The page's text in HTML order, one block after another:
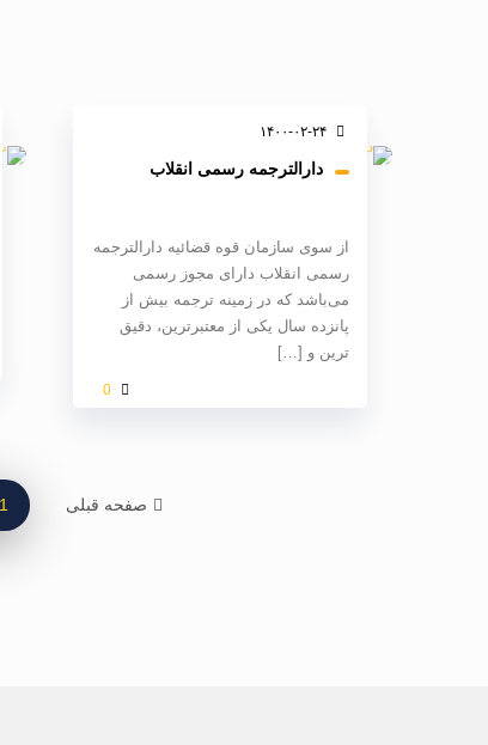
۱۴۰۰-۰۲-۲۴
دارالترجمه رسمی انقلاب
از سوی سازمان قوه قضائیه دارالترجمه
رسمی انقلاب دارای مجوز رسمی
می‌باشد که در زمینه ترجمه بیش از
پانزده سال یکی از معتبرترین، دقیق
ترین و […]
0
صفحه قبلی 1